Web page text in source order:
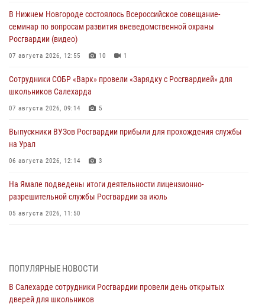
В Нижнем Новгороде состоялось Всероссийское совещание-
семинар по вопросам развития вневедомственной охраны
Росгвардии (видео)
07 августа 2026, 12:55 10 1
Сотрудники СОБР «Варк» провели «Зарядку с Росгвардией» для
школьников Салехарда
07 августа 2026, 09:14 5
Выпускники ВУЗов Росгвардии прибыли для прохождения службы
на Урал
06 августа 2026, 12:14 3
На Ямале подведены итоги деятельности лицензионно-
разрешительной службы Росгвардии за июль
05 августа 2026, 11:50
03 августа 2026, 07:21 2
Генерал-полковник Юрий Аверин выступил на Всероссийском
молодёжном образовательном форуме «Территория смыслов»
ПОПУЛЯРНЫЕ НОВОСТИ
В Салехарде сотрудники Росгвардии провели день открытых
дверей для школьников